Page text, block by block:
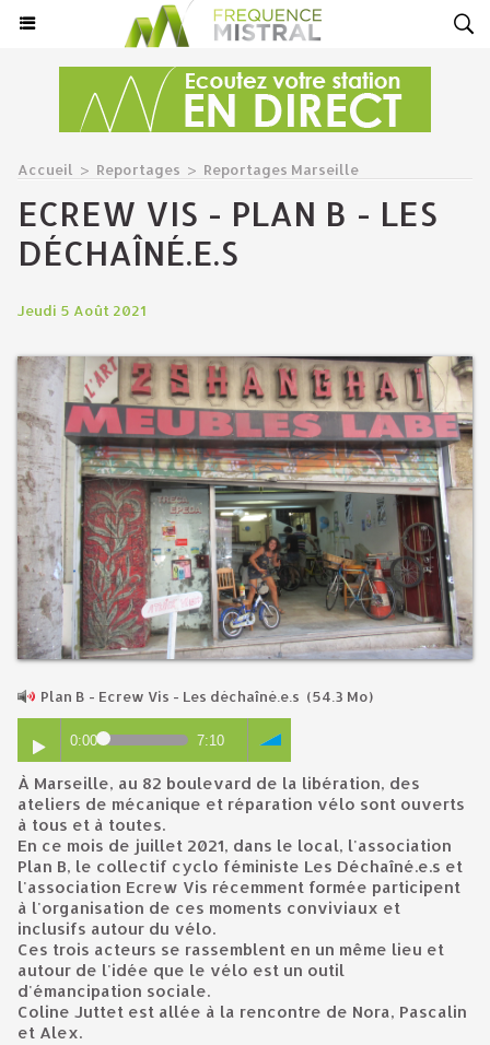
Accueil > Reportages > Reportages Marseille
ECREW VIS - PLAN B - LES
DÉCHAÎNÉ.E.S
Jeudi 5 Août 2021
Plan B - Ecrew Vis - Les déchaîné.e.s (54.3 Mo)
0:00 7:10
À Marseille, au 82 boulevard de la libération, des
ateliers de mécanique et réparation vélo sont ouverts
à tous et à toutes.
En ce mois de juillet 2021, dans le local, l'association
Plan B, le collectif cyclo féministe Les Déchaîné.e.s et
l'association Ecrew Vis récemment formée participent
à l'organisation de ces moments conviviaux et
inclusifs autour du vélo.
Ces trois acteurs se rassemblent en un même lieu et
autour de l'idée que le vélo est un outil
d'émancipation sociale.
Coline Juttet est allée à la rencontre de Nora, Pascalin
et Alex.